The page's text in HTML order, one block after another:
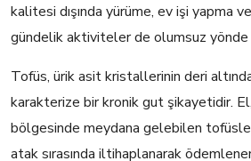
kalitesi dışında yürüme, ev işi yapma
gündelik aktiviteler de olumsuz
Tofüs, ürik asit kristallerinin deri
karakterize bir kronik gut şikayetidir.
bölgesinde meydana gelebilen
atak sırasında iltihaplanarak